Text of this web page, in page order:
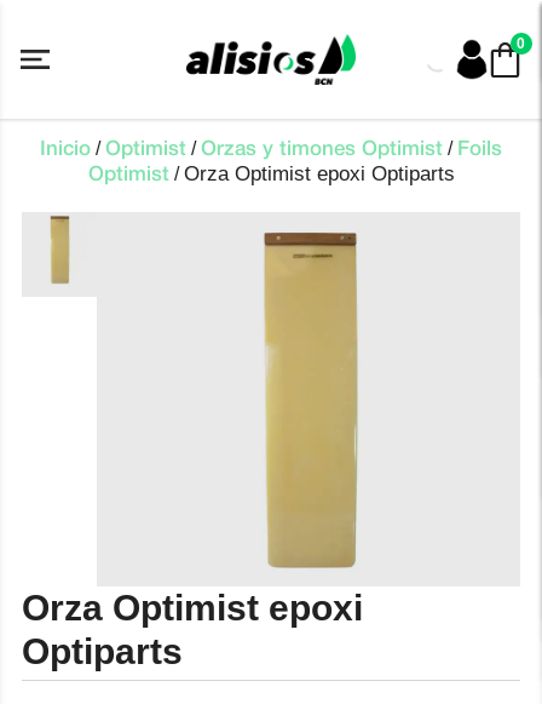
contenido
0
Inicio / Optimist / Orzas y timones Optimist / Foils
Optimist / Orza Optimist epoxi Optiparts
Orza Optimist epoxi
Optiparts